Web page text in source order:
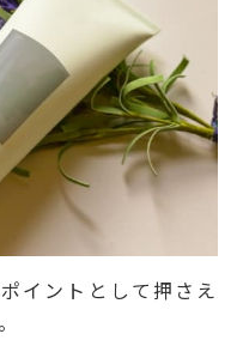
イントとして押さえ